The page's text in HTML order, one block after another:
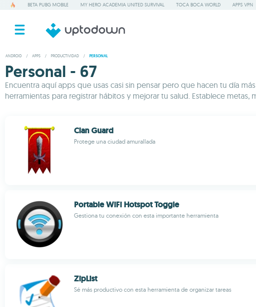
BETA PUBG MOBILE MY HERO ACADEMIA UNITED SURVIVAL TOCA BOCA WORLD APPS VPN
ANDROID / APPS / PRODUCTIVIDAD / PERSONAL
Personal - 67
Encuentra aquí apps que usas casi sin pensar pero que hacen tu día
herramientas para registrar hábitos y mejorar tu salud. Establece
Clan Guard
Protege una ciudad amurallada
Portable WiFi Hotspot Toggle
Gestiona tu conexión con esta importante herramienta
ZipList
Sé más productivo con esta herramienta de organizar tareas